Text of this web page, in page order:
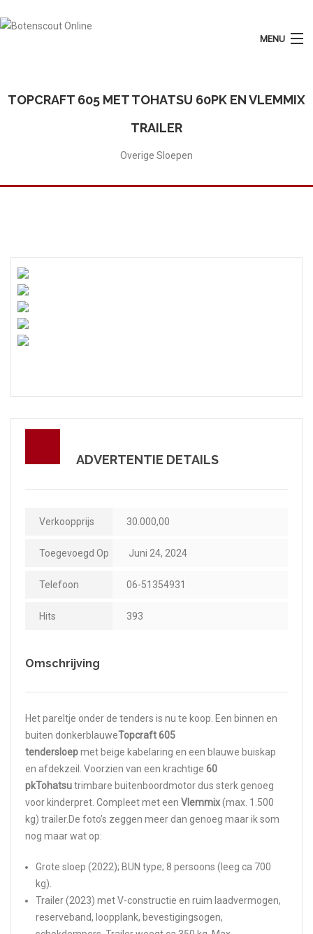
MENU
Plaats Advertentie
TOPCRAFT 605 MET TOHATSU 60PK EN VLEMMIX
TRAILER
Overige Sloepen
ADVERTENTIE DETAILS
Verkoopprijs 30.000,00
Toegevoegd Op Juni 24, 2024
Telefoon 06-51354931
Hits 393
Omschrijving
Het pareltje onder de tenders is nu te koop. Een binnen en
buiten donkerblauweTopcraft 605
tendersloepmet beige kabelaring en een blauwe buiskap
en afdekzeil. Voorzien van een krachtige 60
pkTohatsutrimbare buitenboordmotor dus sterk genoeg
voor kinderpret. Compleet met een Vlemmix(max. 1.500
kg) trailer.De foto’s zeggen meer dan genoeg maar ik som
nog maar wat op:
Grote sloep (2022); BUN type; 8 persoons (leeg ca 700
kg).
Trailer (2023) met V-constructie en ruim laadvermogen,
reserveband, loopplank, bevestigingsogen,